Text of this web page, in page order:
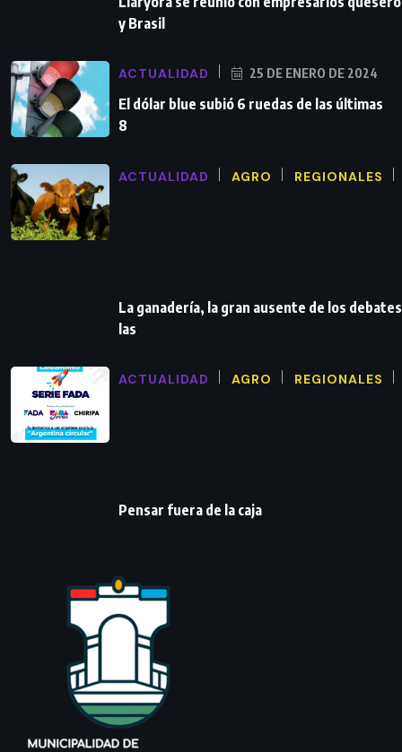
y Brasil
ACTUALIDAD 25 DE ENERO DE 2024
El dólar blue subió 6 ruedas de las últimas
8
ACTUALIDAD AGRO REGIONALES
La ganadería, la gran ausente de los
las
ACTUALIDAD AGRO REGIONALES
Pensar fuera de la caja